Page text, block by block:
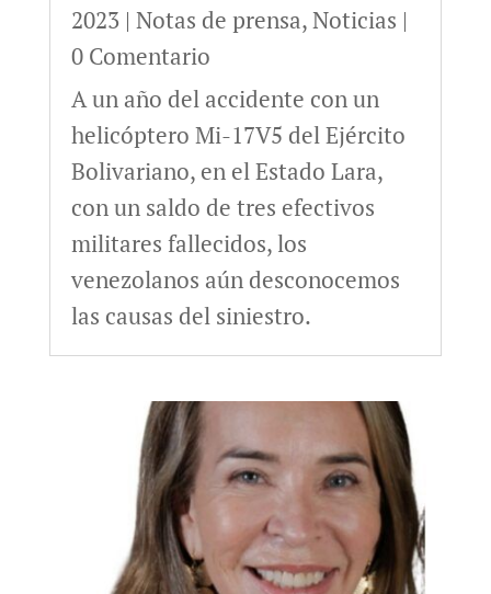
2023| Notas de prensa,Noticias |
0 Comentario
A un año del accidente con un
helicóptero Mi-17V5 del Ejército
Bolivariano, en el Estado Lara,
con un saldo de tres efectivos
militares fallecidos, los
venezolanos aún desconocemos
las causas del siniestro.